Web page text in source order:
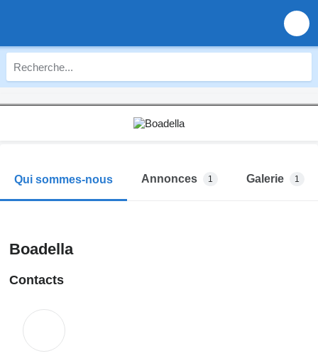
Qui sommes-nous Annonces 1 Galerie 1
Boadella
Contacts